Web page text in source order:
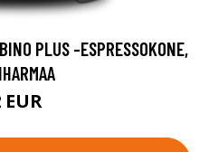
PLUS -ESPRESSOKONE,
EUR